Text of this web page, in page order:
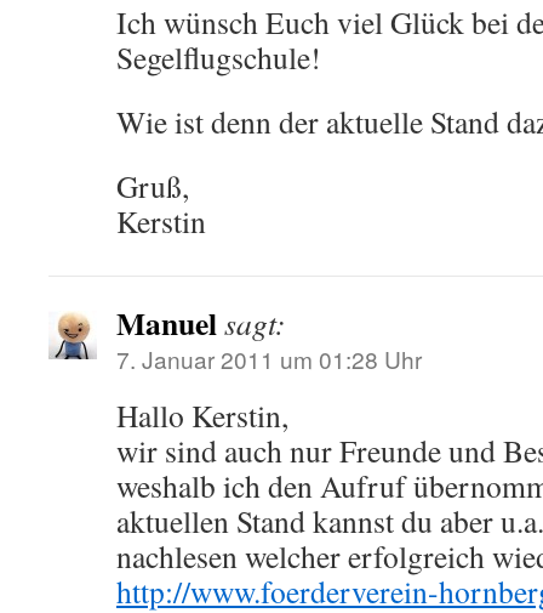
Ich wünsch Euch viel Glück bei
Segelflugschule!
Wie ist denn der aktuelle Stand
Gruß,
Kerstin
Manuelsagt:
7. Januar 2011 um 01:28 Uhr
Hallo Kerstin,
wir sind auch nur Freunde und
weshalb ich den Aufruf
aktuellen Stand kannst du aber
nachlesen welcher erfolgreich
http://www.foerderverein-